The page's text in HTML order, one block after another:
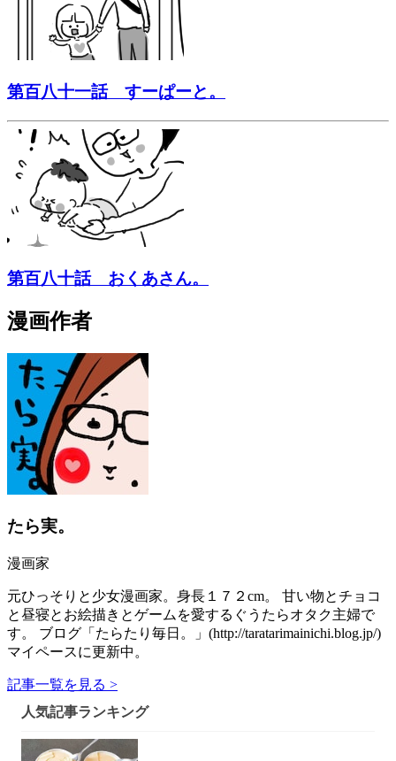
第百八十一話 すーぱーと。
第百八十話 おくあさん。
漫画作者
たら実。
漫画家
元ひっそりと少女漫画家。身長１７２cm。 甘い物とチョコ
と昼寝とお絵描きとゲームを愛するぐうたらオタク主婦で
す。 ブログ「たらたり毎日。」(http://taratarimainichi.blog.jp/)
マイペースに更新中。
記事一覧を見る >
人気記事ランキング